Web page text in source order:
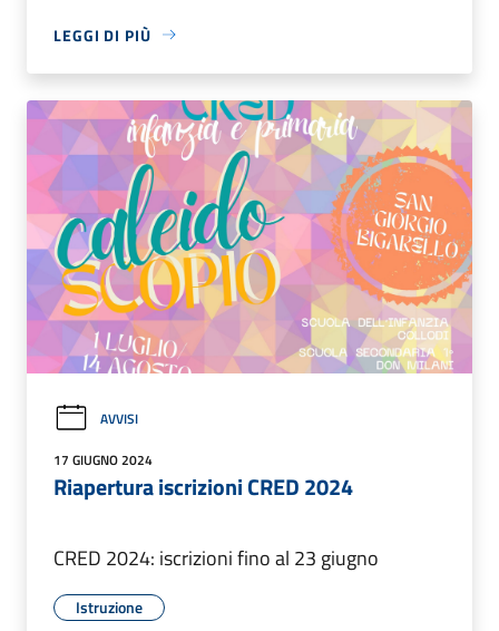
LEGGI DI PIÙ
AVVISI
17 GIUGNO 2024
Riapertura iscrizioni CRED 2024
CRED 2024: iscrizioni fino al 23 giugno
Istruzione